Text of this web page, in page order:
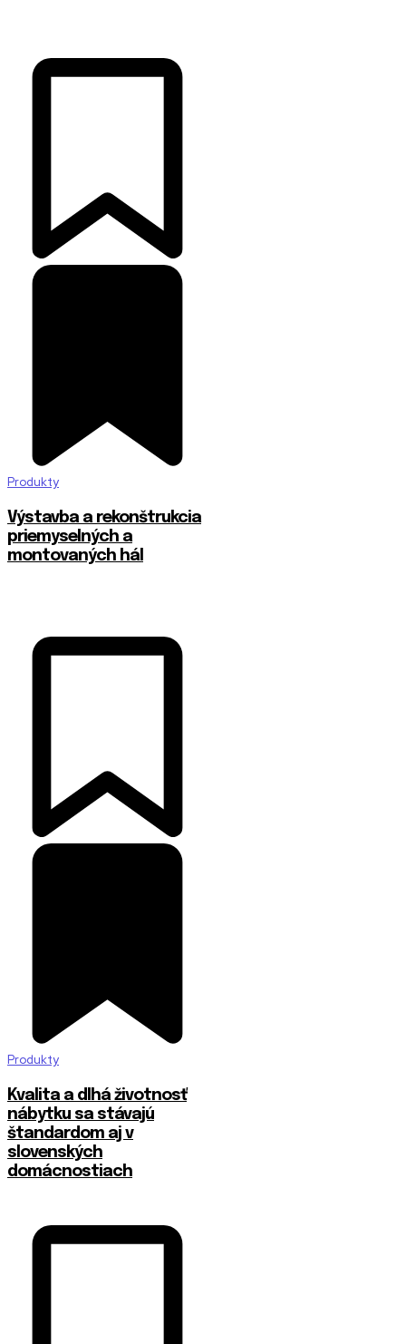
Produkty
Výstavba a rekonštrukcia
priemyselných a
montovaných hál
Produkty
​Kvalita a dlhá životnosť
nábytku sa stávajú
štandardom aj v
slovenských
domácnostiach